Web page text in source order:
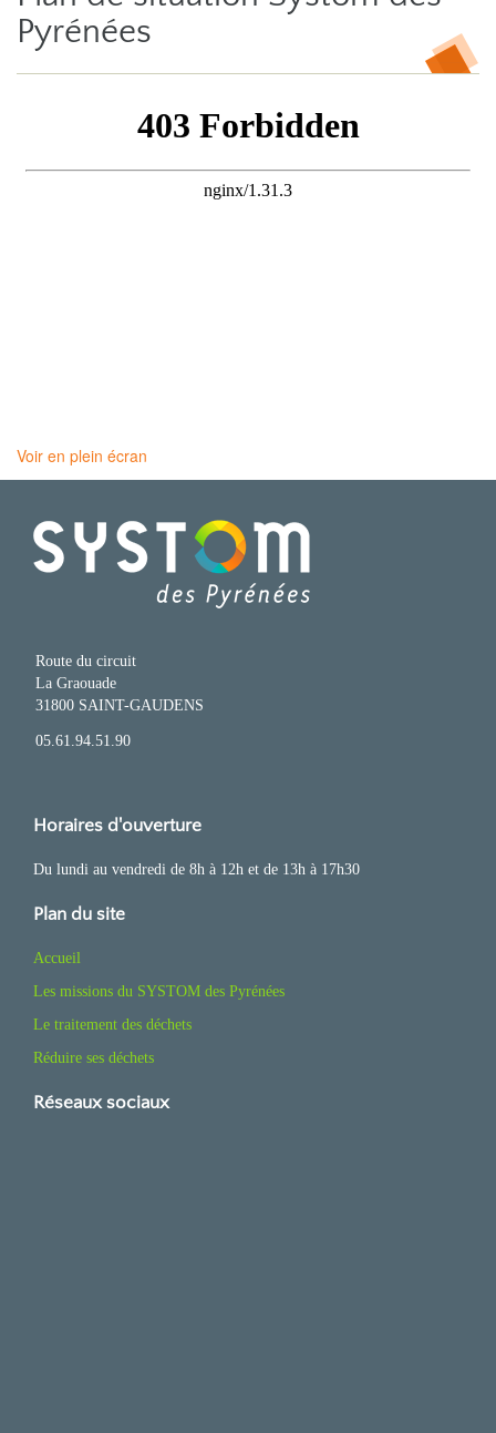
Pyrénées
Voir en plein écran
Route du circuit
La Graouade
31800 SAINT-GAUDENS
05.61.94.51.90
Horaires d'ouverture
Du lundi au vendredi de 8h à 12h et de 13h à 17h30
Plan du site
Accueil
Les missions du SYSTOM des Pyrénées
Le traitement des déchets
Réduire ses déchets
Réseaux sociaux